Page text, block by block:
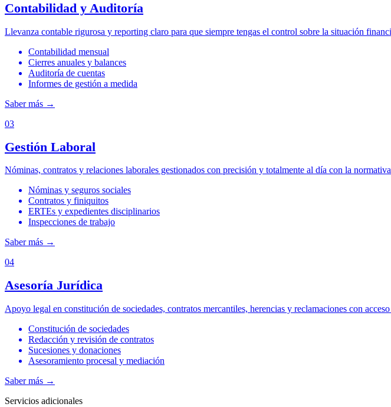
Contabilidad y Auditoría
Llevanza contable rigurosa y reporting claro para que siempre tengas el control sobre la situación
Contabilidad mensual
Cierres anuales y balances
Auditoría de cuentas
Informes de gestión a medida
Saber más →
03
Gestión Laboral
Nóminas, contratos y relaciones laborales gestionados con precisión y totalmente al día con la
Nóminas y seguros sociales
Contratos y finiquitos
ERTEs y expedientes disciplinarios
Inspecciones de trabajo
Saber más →
04
Asesoría Jurídica
Apoyo legal en constitución de sociedades, contratos mercantiles, herencias y reclamaciones con
Constitución de sociedades
Redacción y revisión de contratos
Sucesiones y donaciones
Asesoramiento procesal y mediación
Saber más →
Servicios adicionales